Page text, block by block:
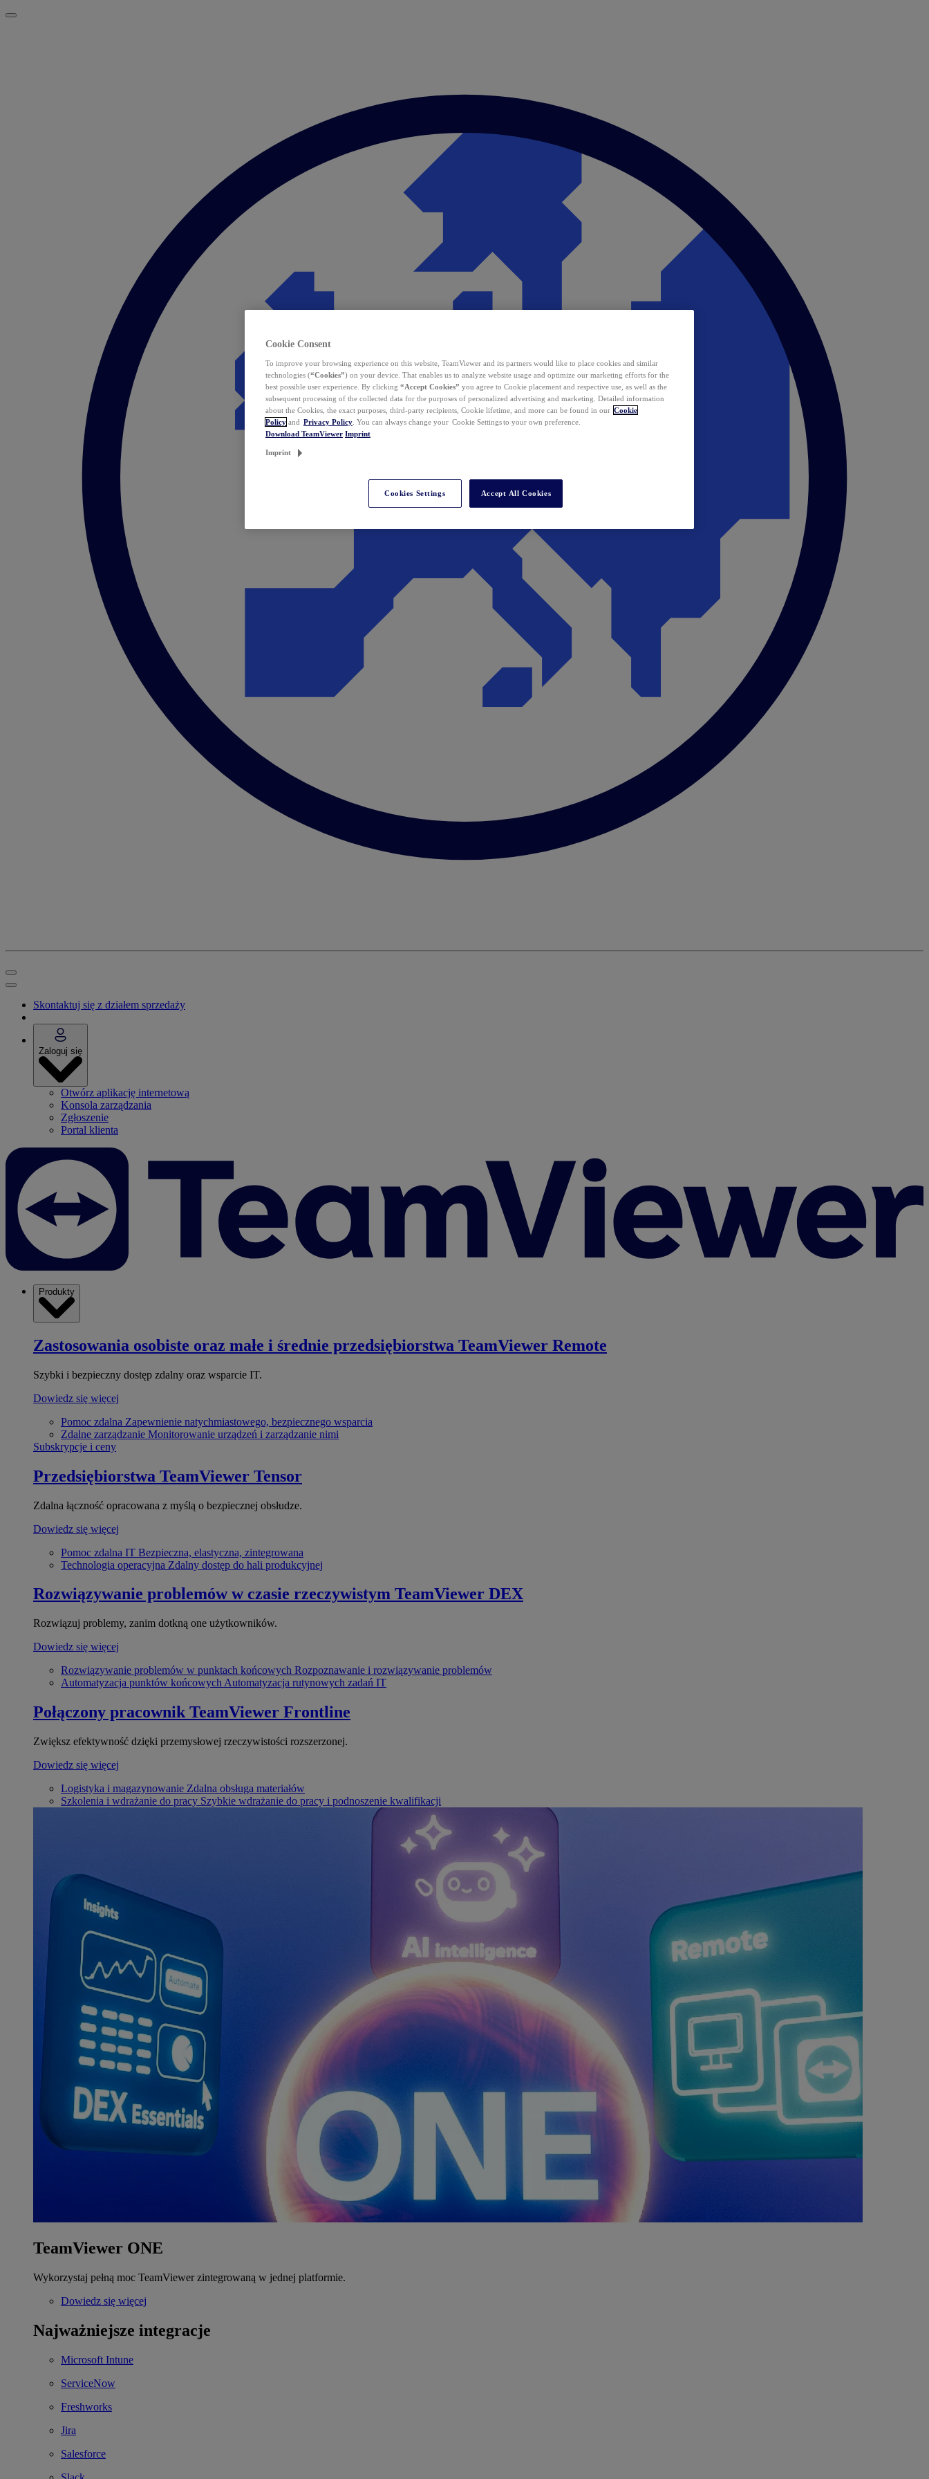
Skontaktuj się z działem sprzedaży
Zaloguj się
Otwórz aplikację internetową
Konsola zarządzania
Zgłoszenie
Portal klienta
Produkty
Zastosowania osobiste oraz małe i średnie przedsiębiorstwa TeamViewer Remote
Szybki i bezpieczny dostęp zdalny oraz wsparcie IT.
Dowiedz się więcej
Pomoc zdalna Zapewnienie natychmiastowego, bezpiecznego wsparcia
Zdalne zarządzanie Monitorowanie urządzeń i zarządzanie nimi
Subskrypcje i ceny
Przedsiębiorstwa TeamViewer Tensor
Zdalna łączność opracowana z myślą o bezpiecznej obsłudze.
Dowiedz się więcej
Pomoc zdalna IT Bezpieczna, elastyczna, zintegrowana
Technologia operacyjna Zdalny dostęp do hali produkcyjnej
Rozwiązywanie problemów w czasie rzeczywistym TeamViewer DEX
Rozwiązuj problemy, zanim dotkną one użytkowników.
Dowiedz się więcej
Rozwiązywanie problemów w punktach końcowych Rozpoznawanie i rozwiązywanie problemów
Automatyzacja punktów końcowych Automatyzacja rutynowych zadań IT
Połączony pracownik TeamViewer Frontline
Zwiększ efektywność dzięki przemysłowej rzeczywistości rozszerzonej.
Dowiedz się więcej
Logistyka i magazynowanie Zdalna obsługa materiałów
Szkolenia i wdrażanie do pracy Szybkie wdrażanie do pracy i podnoszenie kwalifikacji
TeamViewer ONE
Wykorzystaj pełną moc TeamViewer zintegrowaną w jednej platformie.
Dowiedz się więcej
Najważniejsze integracje
Microsoft Intune
ServiceNow
Freshworks
Jira
Salesforce
Cookie Consent
To improve your browsing experience on this website, TeamViewer and its partners would like to place cookies and similar
technologies (“Cookies”) on your device. That enables us to analyze website usage and optimize our marketing efforts for the
best possible user experience. By clicking “Accept Cookies” you agree to Cookie placement and respective use, as well as the
subsequent processing of the collected data for the purposes of personalized advertising and marketing. Detailed information
about the Cookies, the exact purposes, third-party recipients, Cookie lifetime, and more can be found in our Cookie
Policy and Privacy Policy . You can always change your Cookie Settings to your own preference.
Download TeamViewer Imprint
Imprint
Cookies Settings Accept All Cookies